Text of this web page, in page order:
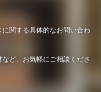
関する具体的なお問い合わ
ど、お気軽にご相談くださ